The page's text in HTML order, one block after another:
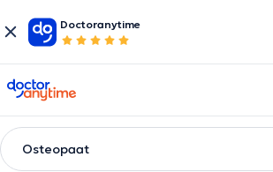
Doctoranytime
doctoranytime
Osteopaat